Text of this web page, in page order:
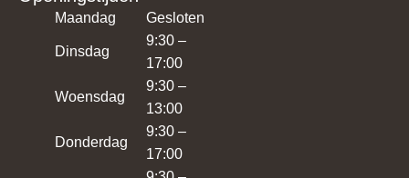
Maandag Gesloten
Dinsdag
9:30 –
17:00
Woensdag
9:30 –
13:00
Donderdag
9:30 –
17:00